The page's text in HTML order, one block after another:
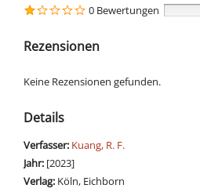
0 Bewertungen
Rezensionen
Keine Rezensionen gefunden.
Details
Verfasser: Suche nach diesem Verfasser
Kuang, R. F.
Jahr: [2023]
Verlag: Köln, Eichborn